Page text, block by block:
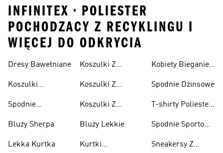
INFINITEX • POLIESTER
POCHODZACY Z RECYKLINGU I
WIĘCEJ DO ODKRYCIA
Dresy Bawełniane
Koszulki
Spodnie
Bluzy Sherpa
Lekka Kurtka
Koszulki Z
Męskie
Koszulki Z
Damska
Koszulki Z
Bluzy Lekkie
Kurtki
Lifestyle
Kobiety Bieganie I
Spodnie Dżinsowe
T-shirty Poliester
Spodnie Sportowe
Recyklingu
Sneakersy Z